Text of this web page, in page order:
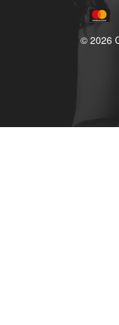
© 2026